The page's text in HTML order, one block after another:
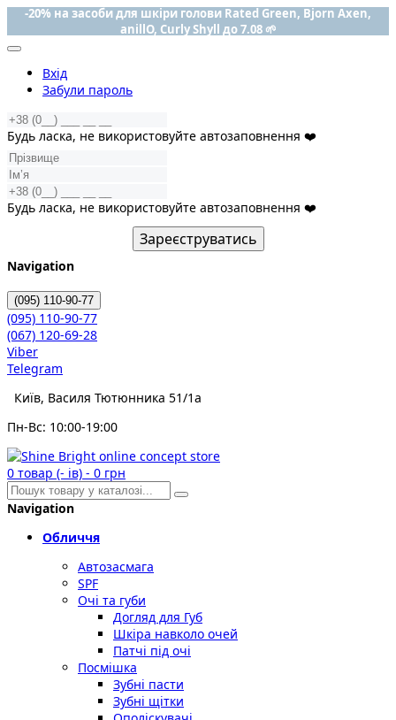
-20% на засоби для шкіри голови Rated Green, Bjorn Axen,
anillO, Curly Shyll до 7.08 🌱
Вхід
Забули пароль
Будь ласка, не використовуйте автозаповнення ❤️
Будь ласка, не використовуйте автозаповнення ❤️
Зареєструватись
Navigation
(095) 110-90-77
(095) 110-90-77
(067) 120-69-28
Viber
Telegram
Київ, Василя Тютюнника 51/1а
Пн-Вс: 10:00-19:00
0 товар (- ів) - 0 грн
Navigation
Обличчя
Автозасмага
SPF
Очі та губи
Догляд для Губ
Шкіра навколо очей
Патчі під очі
Посмішка
Зубні пасти
Зубні щітки